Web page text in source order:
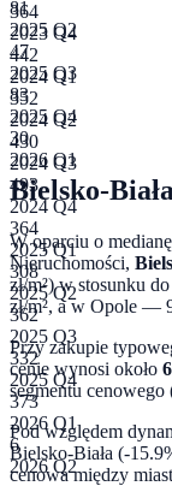
81
2025 Q2
47
2025 Q3
83
2025 Q4
30
2026 Q1
364
2023 Q4
442
2024 Q1
352
2024 Q2
430
2024 Q3
493
2024 Q4
364
2025 Q1
308
2025 Q2
362
2025 Q3
332
2025 Q4
373
2026 Q1
6
2026 Q2
Bielsko-Biała
W oparciu o medianę
Nieruchomości,
zł/m²) w stosunku do
zł/m², a w Opole —
Przy zakupie
cenie wynosi około
segmentu
Pod względem
Bielsko-Biała (-
cenowa między